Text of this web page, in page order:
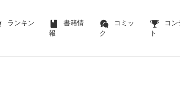
ランキン
書籍情
報
コミッ
ク
コ
ト